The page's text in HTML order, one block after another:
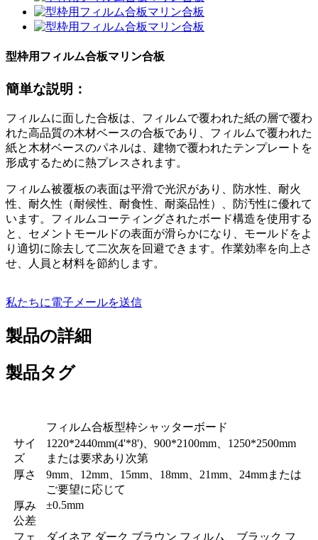
型枠用フィルム合板マリン合板
簡単な説明：
フィルムに面した合板は、フィルムで覆われた紙の層で覆わ
れた高品質の木材ベースの合板であり、フィルムで覆われた
紙と木材ベースのパネルは、建物で覆われたテンプレートを
形成するために熱プレスされます。
フィルム被覆板の表面は平滑で光沢があり、防水性、耐火
性、耐久性（耐候性、耐食性、耐薬品性）、防汚性に優れて
います。フィルムコーティングされたボード構造を使用する
と、セメントモールドの表面が滑らかになり、モールドをよ
り適切に除去して二次灰を回避できます。作業効率を向上さ
せ、人員と材料を節約します。
私たちに電子メールを送信
製品の詳細
製品タグ
フィルム合板型枠シャッターボード
サイ
ズ
1220*2440mm(4'*8')、900*2100mm、1250*2500mm
または要求あり次第
厚さ
9mm、12mm、15mm、18mm、21mm、24mmまたは
ご要望に応じて
厚み
公差
±0.5mm
フェ
ダイネア ダーク ブラウン フィルム、ブラック フ